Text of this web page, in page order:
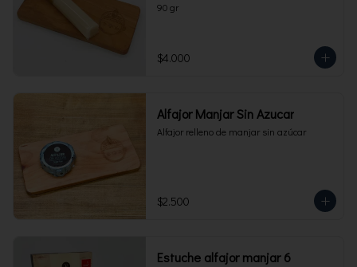
90 gr
$4.000
Alfajor Manjar Sin Azucar
Alfajor relleno de manjar sin azúcar
$2.500
Estuche alfajor manjar 6